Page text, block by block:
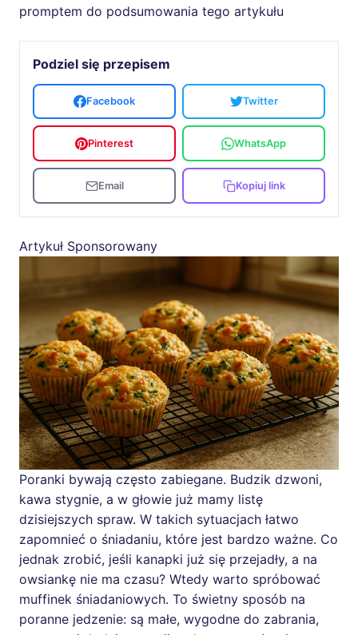
promptem do podsumowania tego artykułu
Podziel się przepisem
Facebook Twitter
Pinterest WhatsApp
Email Kopiuj link
Artykuł Sponsorowany
Poranki bywają często zabiegane. Budzik dzwoni,
kawa stygnie, a w głowie już mamy listę
dzisiejszych spraw. W takich sytuacjach łatwo
zapomnieć o śniadaniu, które jest bardzo ważne. Co
jednak zrobić, jeśli kanapki już się przejadły, a na
owsiankę nie ma czasu? Wtedy warto spróbować
muffinek śniadaniowych. To świetny sposób na
poranne jedzenie: są małe, wygodne do zabrania,